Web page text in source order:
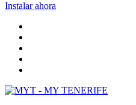
Instalar ahora